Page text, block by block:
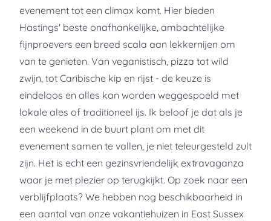
evenement tot een climax komt. Hier bieden
Hastings' beste onafhankelijke, ambachtelijke
fijnproevers een breed scala aan lekkernijen om
van te genieten. Van veganistisch, pizza tot wild
zwijn, tot Caribische kip en rijst - de keuze is
eindeloos en alles kan worden weggespoeld met
lokale ales of traditioneel ijs. Ik beloof je dat als je
een weekend in de buurt plant om met dit
evenement samen te vallen, je niet teleurgesteld zult
zijn. Het is echt een gezinsvriendelijk extravaganza
waar je met plezier op terugkijkt. Op zoek naar een
verblijfplaats? We hebben nog beschikbaarheid in
een aantal van onze vakantiehuizen in East Sussex